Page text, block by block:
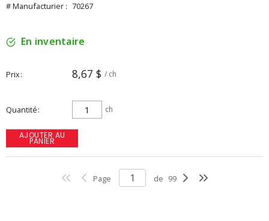
# Manufacturier : 70267
En inventaire
Prix 8,67 $ / ch
Quantité ch
AJOUTER AU
PANIER
Page de 99